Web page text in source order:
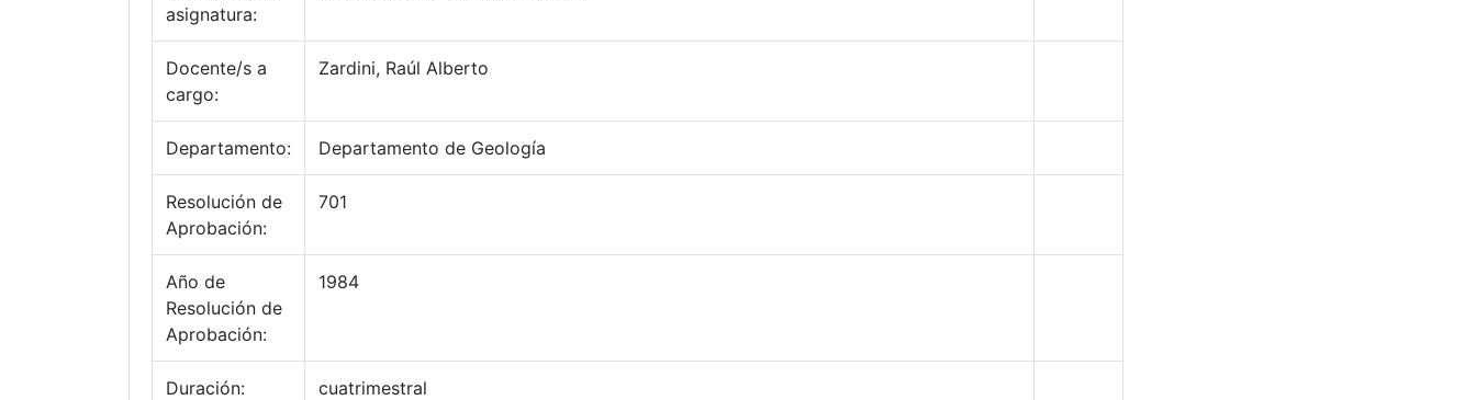
asignatura:
Docente/s a
cargo:
Zardini, Raúl Alberto
Departamento: Departamento de Geología
Resolución de
Aprobación:
701
Año de
Resolución de
Aprobación:
1984
Duración: cuatrimestral